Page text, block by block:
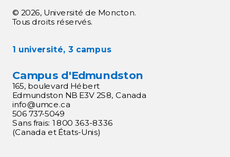
1 université, 3 campus
Campus d'Edmundston
165, boulevard Hébert
Edmundston NB E3V 2S8, Canada
info@umce.ca
506 737-5049
Sans frais: 1 800 363-8336
(Canada et États-Unis)
© 2026, Université de Moncton.
Tous droits réservés.